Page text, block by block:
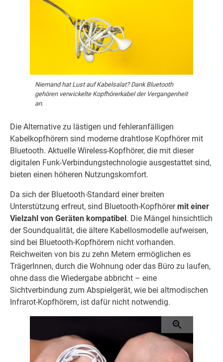
Niemand hat Lust auf Kabelsalat? Dank Bluetooth
gehören verwickelte Kopfhörerkabel der Vergangenheit
an.
Die Alternative zu lästigen und fehleranfälligen
Kabelkopfhörern sind moderne drahtlose Kopfhörer mit
Bluetooth. Aktuelle Wireless-Kopfhörer, die mit dieser
digitalen Funk-Verbindungstechnologie ausgestattet sind,
bieten einen höheren Nutzungskomfort.
Da sich der Bluetooth-Standard einer breiten
Unterstützung erfreut, sind Bluetooth-Kopfhörermit einer
Vielzahl von Geräten kompatibel. Die Mängel hinsichtlich
der Soundqualität, die ältere Kabellosmodelle aufweisen,
sind bei Bluetooth-Kopfhörern nicht vorhanden.
Reichweiten von bis zu zehn Metern ermöglichen es
TrägerInnen, durch die Wohnung oder das Büro zu laufen,
ohne dass die Wiedergabe abbricht – eine
Sichtverbindung zum Abspielgerät, wie bei altmodischen
Infrarot-Kopfhörern, ist dafür nicht notwendig.